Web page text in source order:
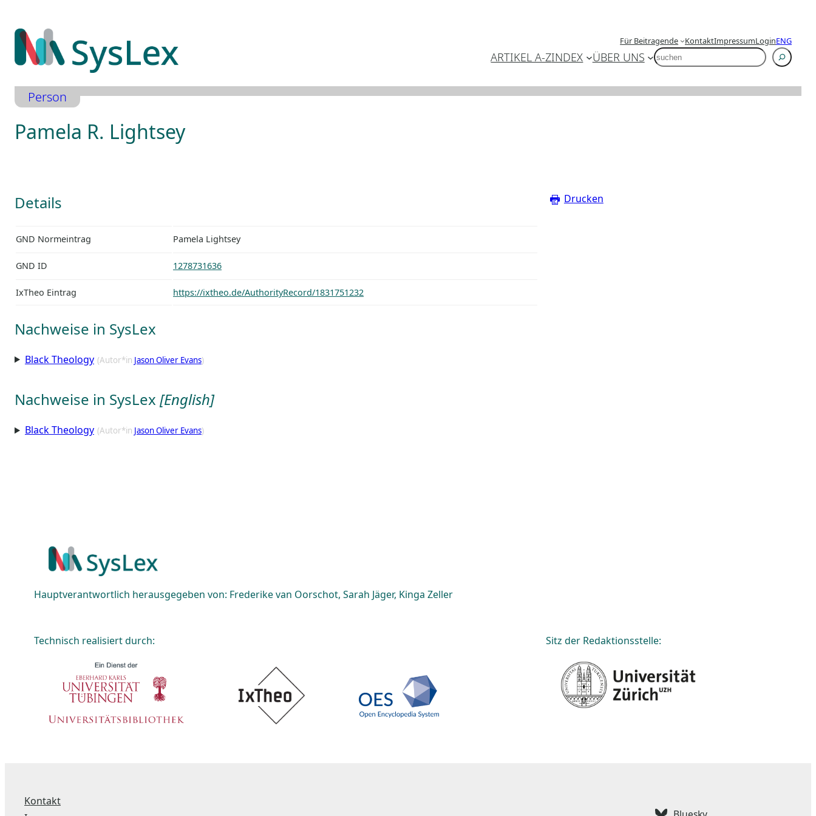
Inhalt
springen
Für Beitragende KontaktImpressumLoginENG
ARTIKEL A-ZINDEX ÜBER UNS SUCHEN
Person
Pamela R. Lightsey
Details
GND Normeintrag Pamela Lightsey
GND ID 1278731636
IxTheo Eintrag https://ixtheo.de/AuthorityRecord/1831751232
Nachweise in SysLex
Black Theology (Autor*in Jason Oliver Evans)
Nachweise in SysLex [English]
Black Theology (Autor*in Jason Oliver Evans)
Drucken
Hauptverantwortlich herausgegeben von: Frederike van Oorschot, Sarah Jäger, Kinga Zeller
Technisch realisiert durch: Sitz der Redaktionsstelle:
Kontakt